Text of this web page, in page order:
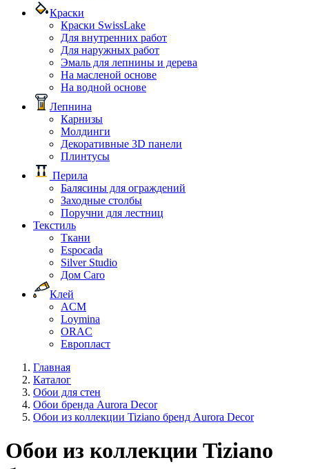
Краски
Краски SwissLake
Для внутренних работ
Для наружных работ
Эмаль для лепнины и дерева
На масленой основе
На водной основе
Лепнина
Карнизы
Молдинги
Декоративные 3D панели
Плинтусы
Перила
Балясины для ограждений
Заходные столбы
Поручни для лестниц
Текстиль
Ткани
Espocada
Silver Studio
Дом Caro
Клей
ACM
Loymina
ORAC
Европласт
Главная
Каталог
Обои для стен
Обои бренда Aurora Decor
Обои из коллекции Tiziano бренд Aurora Decor
Обои из коллекции Tiziano